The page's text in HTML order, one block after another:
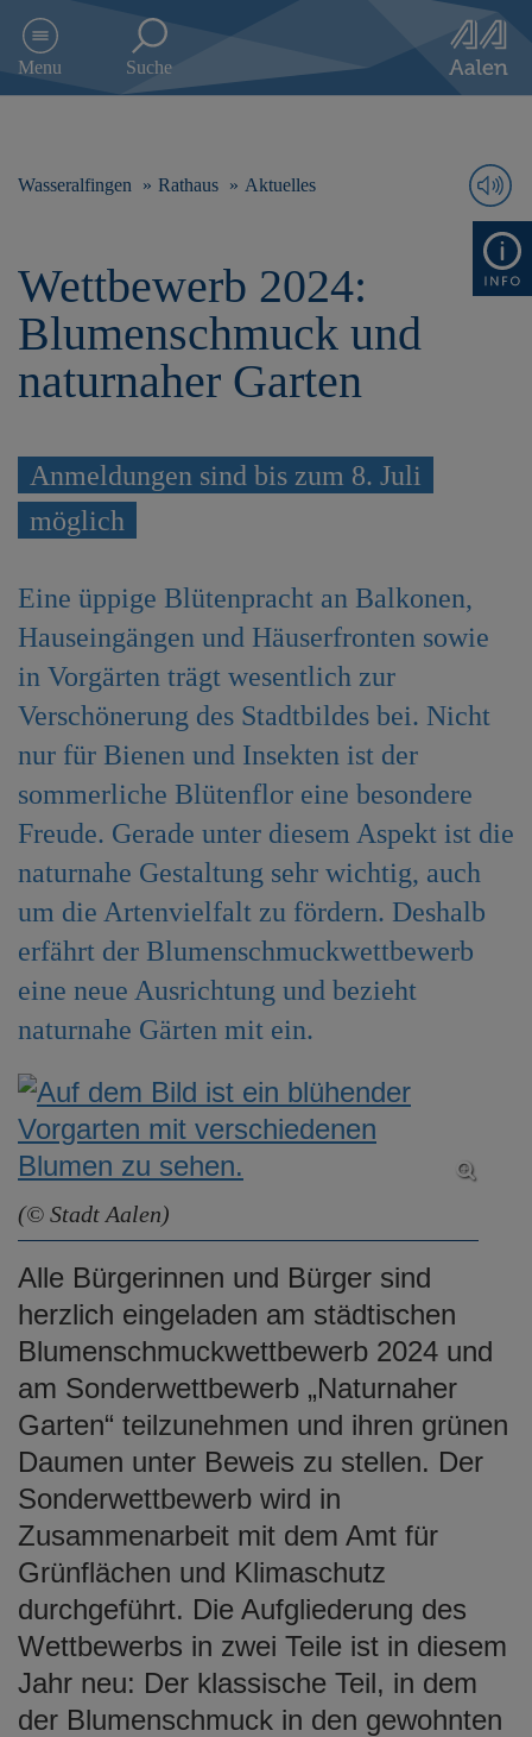
e
n
n
Menu Suche
Wasseralfingen Rathaus Aktuelles
Wettbewerb 2024:
Blumenschmuck und
naturnaher Garten
Anmeldungen sind bis zum 8. Juli
möglich
Eine üppige Blütenpracht an Balkonen,
Hauseingängen und Häuserfronten sowie
in Vorgärten trägt wesentlich zur
Verschönerung des Stadtbildes bei. Nicht
nur für Bienen und Insekten ist der
sommerliche Blütenflor eine besondere
Freude. Gerade unter diesem Aspekt ist die
naturnahe Gestaltung sehr wichtig, auch
um die Artenvielfalt zu fördern. Deshalb
erfährt der Blumenschmuckwettbewerb
eine neue Ausrichtung und bezieht
naturnahe Gärten mit ein.
(© Stadt Aalen)
Alle Bürgerinnen und Bürger sind
herzlich eingeladen am städtischen
Blumenschmuckwettbewerb 2024 und
am Sonderwettbewerb „Naturnaher
Garten“ teilzunehmen und ihren grünen
Daumen unter Beweis zu stellen. Der
Sonderwettbewerb wird in
Zusammenarbeit mit dem Amt für
Grünflächen und Klimaschutz
durchgeführt. Die Aufgliederung des
Wettbewerbs in zwei Teile ist in diesem
Jahr neu: Der klassische Teil, in dem
der Blumenschmuck in den gewohnten